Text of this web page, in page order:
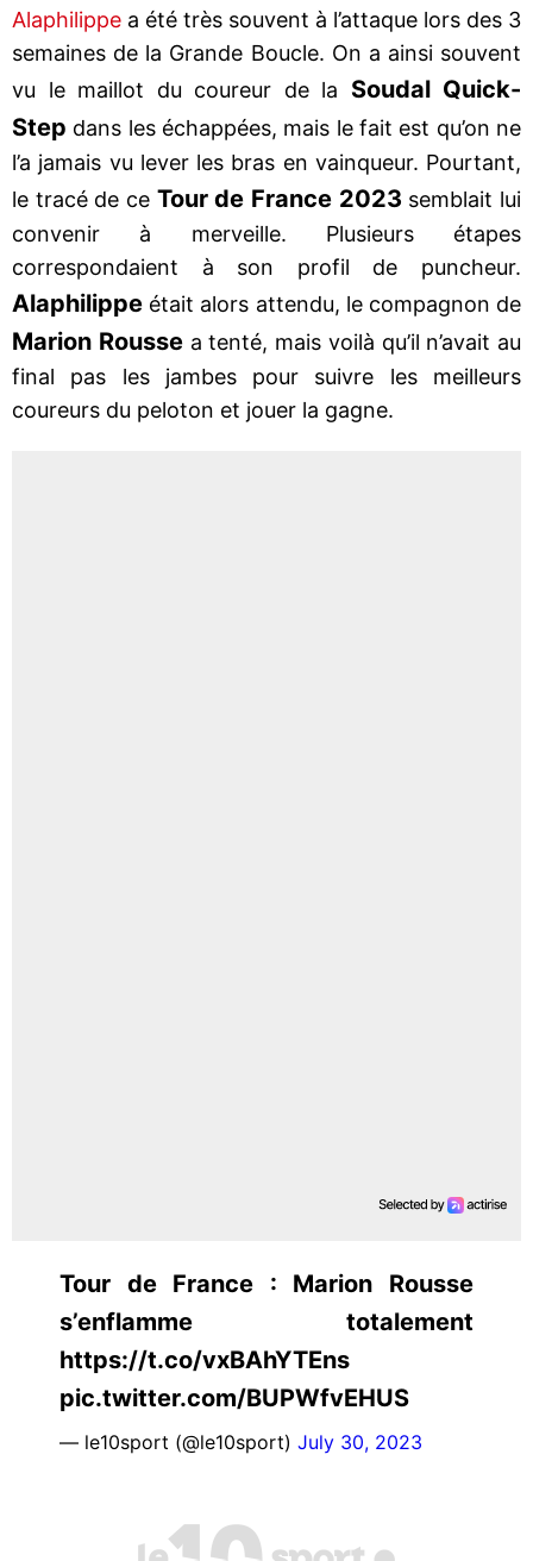
Alaphilippe a été très souvent à l’attaque lors des 3
semaines de la Grande Boucle. On a ainsi souvent
vu le maillot du coureur de la Soudal Quick-
Step dans les échappées, mais le fait est qu’on ne
l’a jamais vu lever les bras en vainqueur. Pourtant,
le tracé de ce Tour de France 2023 semblait lui
convenir à merveille. Plusieurs étapes
correspondaient à son profil de puncheur.
Alaphilippe était alors attendu, le compagnon de
Marion Roussea tenté, mais voilà qu’il n’avait au
final pas les jambes pour suivre les meilleurs
coureurs du peloton et jouer la gagne.
Tour de France : Marion Rousse
s’enflamme totalement
https://t.co/vxBAhYTEns
pic.twitter.com/BUPWfvEHUS
— le10sport (@le10sport) July 30, 2023